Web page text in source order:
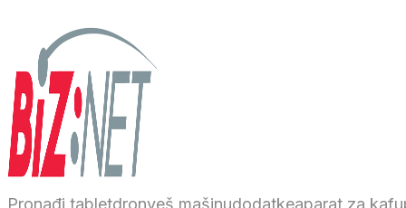
Pronađi tabletdronveš mašinudodatkeaparat za kafu